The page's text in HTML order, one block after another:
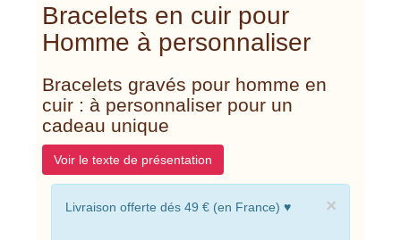
Bracelets en cuir pour
Homme à personnaliser
Bracelets gravés pour homme en
cuir : à personnaliser pour un
cadeau unique
Voir le texte de présentation
×
Livraison offerte dés 49 € (en France) ♥